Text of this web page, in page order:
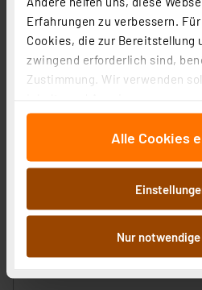
Erfahrungen zu verbessern.
Cookies, die zur Bereitstellung
zwingend erforderlich sind,
Zustimmung. Wir verwenden
für soziale Medien anbieten zu
auf unsere Website zu
wir Informationen zu Ihrer
an unsere Partner für soziale
Analysen weiter. Unsere
Informationen möglicherweise
zusammen, die Sie ihnen
sie im Rahmen Ihrer Nutzung
Alle Cookies
Nur
RGBW, Weiß
Produktdatenblatt